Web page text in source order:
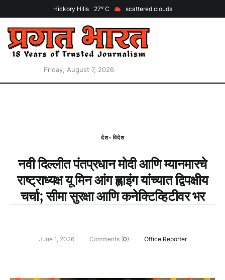
Hickory Hills 27 scattered clouds
Friday, August 7, 2026
देश- विदेश
नवी दिल्लीत पंतप्रधान मोदी आणि म्यानमारचे
राष्ट्राध्यक्ष यू मिन आंग ह्लाइंग यांच्यात द्विपक्षीय
चर्चा; सीमा सुरक्षा आणि कनेक्टिव्हिटीवर भर
June 1, 2026 Comments (0) Office Reporter